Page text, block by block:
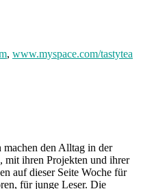
, www.myspace.com/tastytea
den Alltag in der
mit ihren Projekten und ihrer
auf dieser Seite Woche für
für junge Leser. Die